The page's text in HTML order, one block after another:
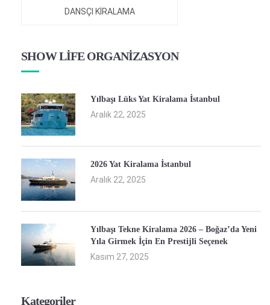
DANSÇI KİRALAMA
SHOW LİFE ORGANİZASYON
Yılbaşı Lüks Yat Kiralama İstanbul
Aralık 22, 2025
2026 Yat Kiralama İstanbul
Aralık 22, 2025
Yılbaşı Tekne Kiralama 2026 – Boğaz’da Yeni
Yıla Girmek İçin En Prestijli Seçenek
Kasım 27, 2025
Kategoriler